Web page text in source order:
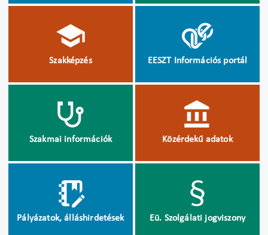
Szakképzés EESZT Információs portál
Szakmai információk Közérdekű adatok
Pályázatok, álláshirdetések Eü. Szolgálati jogviszony